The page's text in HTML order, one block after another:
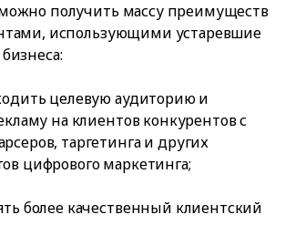
получить массу преимуществ
использующими устаревшие
целевую аудиторию и
на клиентов конкурентов с
таргетинга и других
цифрового маркетинга;
более качественный клиентский